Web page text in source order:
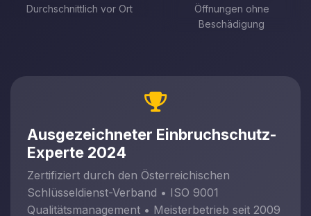
Durchschnittlich vor Ort
Öffnungen ohne
Beschädigung
Ausgezeichneter Einbruchschutz-
Experte 2024
Zertifiziert durch den Österreichischen
Schlüsseldienst-Verband • ISO 9001
Qualitätsmanagement • Meisterbetrieb seit 2009